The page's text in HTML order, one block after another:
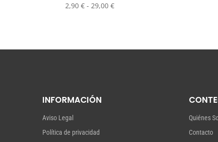
2,90€ - 29,00€Rango
2,90 €
INFORMACIÓN
Aviso Legal
Política de privacidad
Quiénes
Contacto